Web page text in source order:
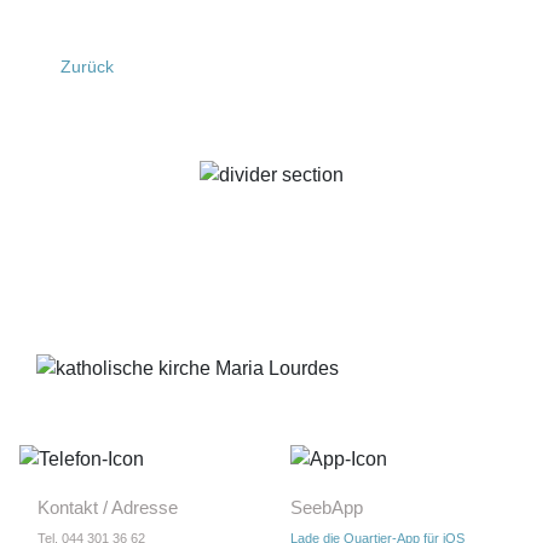
Zurück
Kontakt / Adresse
Tel. 044 301 36 62
SeebApp
Lade die Quartier-App für iOS